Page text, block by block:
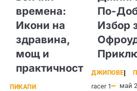
времена:
Икони на
здравина,
мощ и
практичност
ПИКАПИ
По-
Избор
ДЖИПОВЕ
racer 1 май